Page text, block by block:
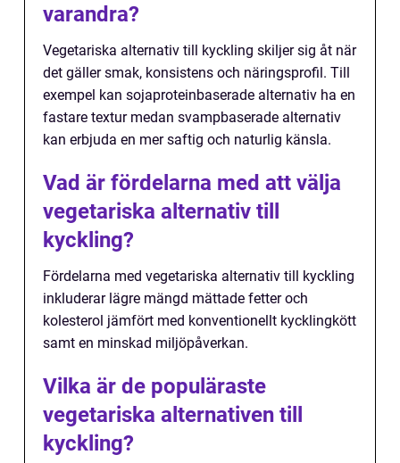
varandra?
Vegetariska alternativ till kyckling skiljer sig åt när
det gäller smak, konsistens och näringsprofil. Till
exempel kan sojaproteinbaserade alternativ ha en
fastare textur medan svampbaserade alternativ
kan erbjuda en mer saftig och naturlig känsla.
Vad är fördelarna med att välja
vegetariska alternativ till
kyckling?
Fördelarna med vegetariska alternativ till kyckling
inkluderar lägre mängd mättade fetter och
kolesterol jämfört med konventionellt kycklingkött
samt en minskad miljöpåverkan.
Vilka är de populäraste
vegetariska alternativen till
kyckling?